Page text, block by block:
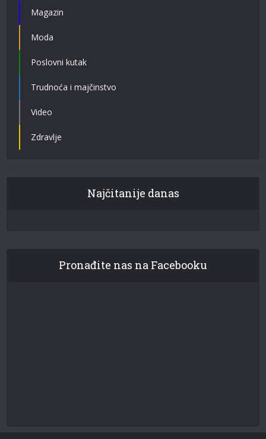
Magazin
Moda
Poslovni kutak
Trudnoća i majčinstvo
Video
Zdravlje
Najčitanije danas
Pronađite nas na Facebooku